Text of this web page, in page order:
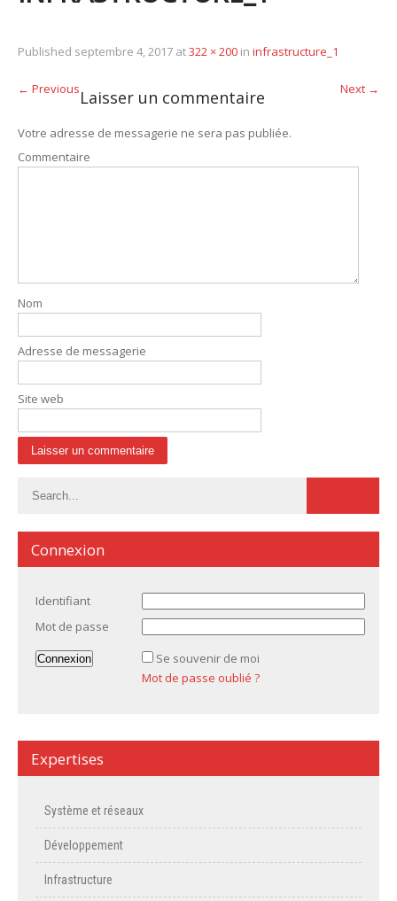
Published septembre 4, 2017 at322 × 200 in infrastructure_1
← Previous Next →
Laisser un commentaire
Votre adresse de messagerie ne sera pas publiée.
Commentaire
Nom
Adresse de messagerie
Site web
Connexion
Identifiant
Mot de passe
Se souvenir de moi
Mot de passe oublié ?
Expertises
Système et réseaux
Développement
Infrastructure